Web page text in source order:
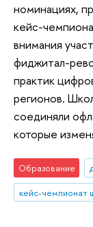
номинациях,
кейс-
внимания
фиджитал-
практик
регионов.
соединяли
которые
Образование